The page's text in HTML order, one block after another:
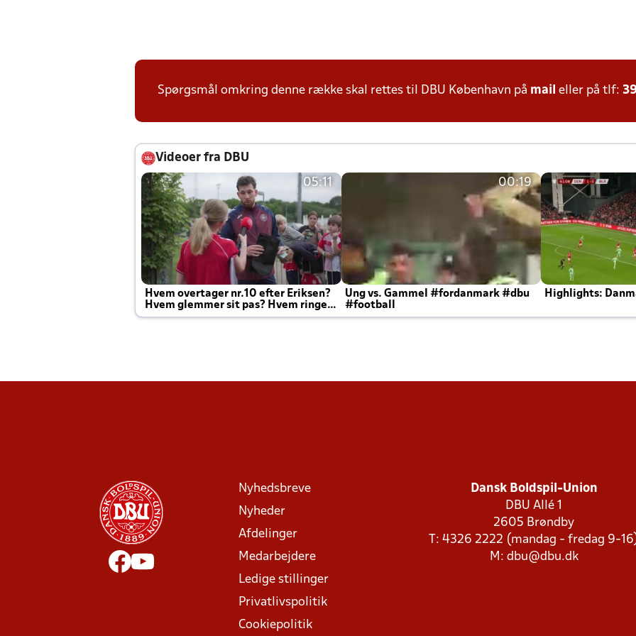
Spørgsmål omkring denne række skal rettes til DBU København på mail eller på tlf:
Videoer fra DBU
05:11
Hvem overtager nr.10 efter Eriksen?
Hvem glemmer sit pas? Hvem ringer
Joachim altid til efter kampe?
00:19
Ung vs. Gammel #fordanmark #dbu
#football
Highlights:
Nyhedsbreve
Nyheder
Afdelinger
Medarbejdere
Ledige stillinger
Privatlivspolitik
Cookiepolitik
Dansk Boldspil-Union
DBU Allé 1
2605 Brøndby
T: 4326 2222 (mandag - fredag 9-
M: dbu@dbu.dk